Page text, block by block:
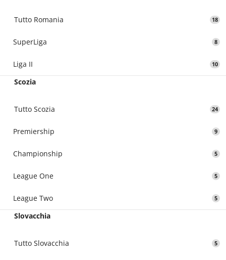
Tutto Romania 18
SuperLiga 8
Liga II 10
Scozia
Tutto Scozia 24
Premiership 9
Championship 5
League One 5
League Two 5
Slovacchia
Tutto Slovacchia 5